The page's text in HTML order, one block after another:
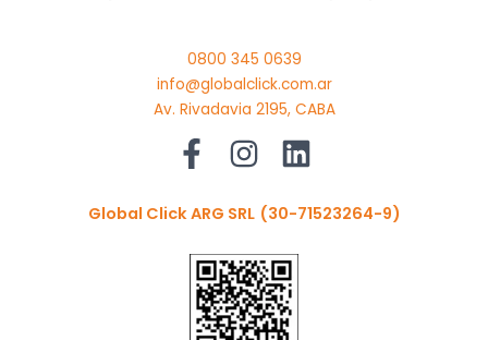
0800 345 0639
info@globalclick.com.ar
Av. Rivadavia 2195, CABA
Global Click ARG SRL (30-71523264-9)